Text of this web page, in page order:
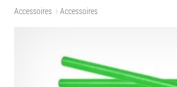
Accessoires Accessoires